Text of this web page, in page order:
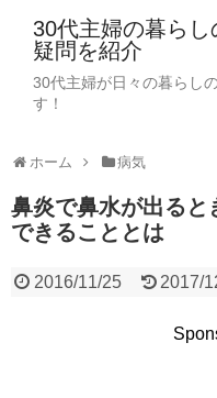
30代主婦の暮ら
疑問を紹介
30代主婦が日々の暮らし
す！
ホーム 病気
鼻炎で鼻水が出ると
できることとは
2016/11/25 2017/